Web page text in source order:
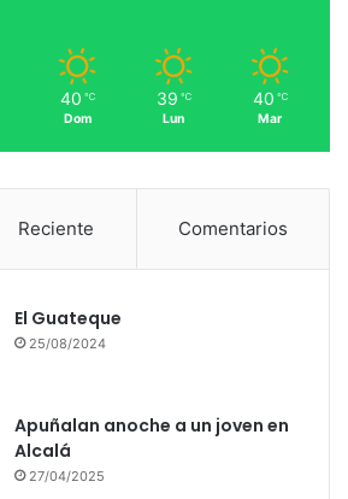
40 ℃
Dom
39 ℃
Lun
40 ℃
Mar
Reciente Comentarios
El Guateque
25/08/2024
Apuñalan anoche a un joven en
Alcalá
27/04/2025